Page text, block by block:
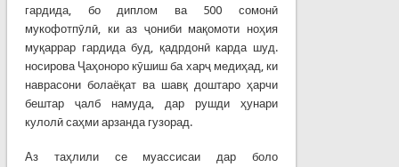
гардида, бо диплом ва 500 сомонӣ
мукофотпӯлӣ, ки аз ҷониби мақомоти ноҳия
муқаррар гардида буд, қадрдонӣ карда шуд.
носирова Ҷаҳоноро кӯшиш ба харҷ медиҳад, ки
наврасони болаёқат ва шавқ доштаро ҳарчи
бештар ҷалб намуда, дар рушди ҳунари
кулолӣ саҳми арзанда гузорад.
Аз таҳлили се муассисаи дар боло